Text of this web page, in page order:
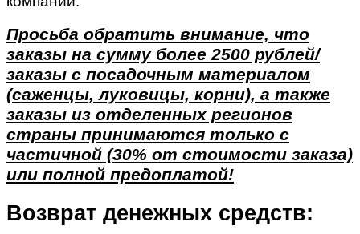
Просьба обратить внимание, что
заказы на сумму более 2500 рублей/
заказы с посадочным материалом
(саженцы, луковицы, корни), а также
заказы из отделенных регионов
страны принимаются только с
частичной (30% от стоимости заказа)
или полной предоплатой!
Возврат денежных средств: